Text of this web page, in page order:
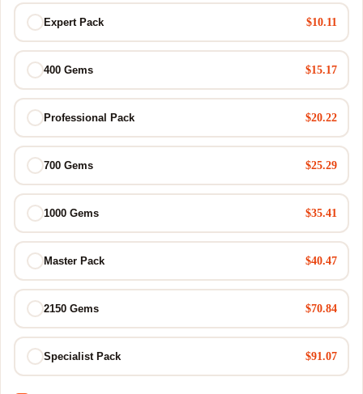
Expert Pack $10.11
400 Gems $15.17
Professional Pack $20.22
700 Gems $25.29
1000 Gems $35.41
Master Pack $40.47
2150 Gems $70.84
Specialist Pack $91.07